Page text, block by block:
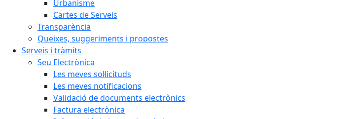
Urbanisme
Cartes de Serveis
Transparència
Queixes, suggeriments i propostes
Serveis i tràmits
Seu Electrònica
Les meves sol·licituds
Les meves notificacions
Validació de documents electrònics
Factura electrònica